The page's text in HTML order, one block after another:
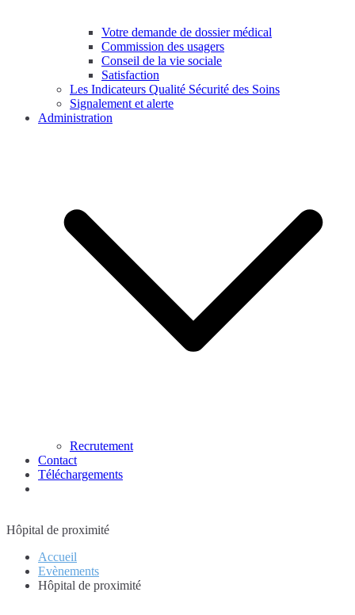
Votre demande de dossier médical
Commission des usagers
Conseil de la vie sociale
Satisfaction
Les Indicateurs Qualité Sécurité des Soins
Signalement et alerte
Administration
Recrutement
Contact
Téléchargements
Hôpital de proximité
Accueil
Evènements
Hôpital de proximité